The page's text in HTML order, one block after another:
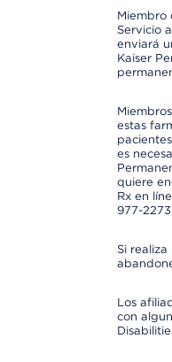
Miembro
Servicio
enviará
Kaiser
estas
es
quiere
Rx en
977-
Si
Los
con